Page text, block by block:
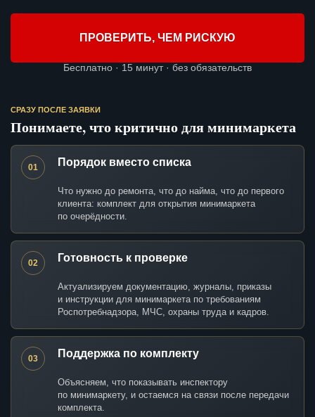
ПРОВЕРИТЬ, ЧЕМ РИСКУЮ
Бесплатно · 15 минут · без обязательств
СРАЗУ ПОСЛЕ ЗАЯВКИ
Понимаете, что критично для минимаркета
01 Порядок вместо списка
Что нужно до ремонта, что до найма, что до первого
клиента: комплект для открытия минимаркета
по очерёдности.
02 Готовность к проверке
Актуализируем документацию, журналы, приказы
и инструкции для минимаркета по требованиям
Роспотребнадзора, МЧС, охраны труда и кадров.
03 Поддержка по комплекту
Объясняем, что показывать инспектору
по минимаркету, и остаемся на связи после передачи
комплекта.